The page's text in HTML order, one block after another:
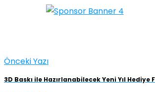
Önceki Yazı
3D Baskı ile Hazırlanabilecek Yeni Yıl Hediye